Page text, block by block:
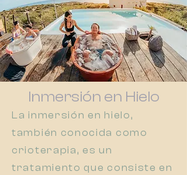
Inmersión en Hielo
La inmersión en hielo,
también conocida como
crioterapia, es un
tratamiento que consiste en